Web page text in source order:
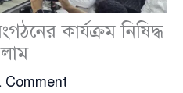
কার্যক্রম নিষিদ্ধ
Comment